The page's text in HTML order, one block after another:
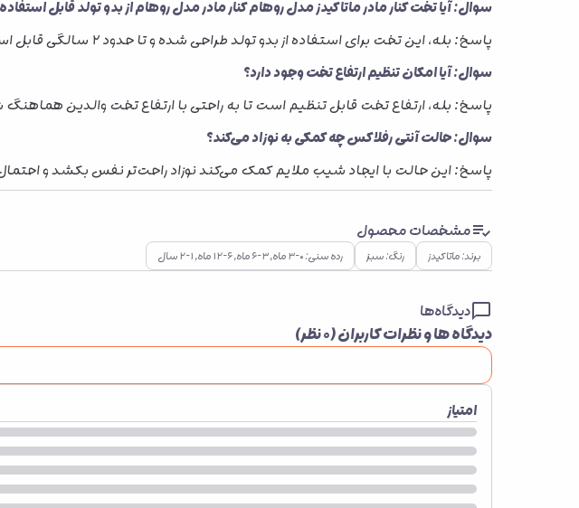
سوال: آیا تخت کنار مادر ماتاکیدز مدل روهام کنار مادر مدل روهام از بدو تولد قابل
پاسخ: بله، این تخت برای استفاده از بدو تولد طراحی شده و تا حدود ۲ سالگی قابل استفاده است.
سوال: آیا امکان تنظیم ارتفاع تخت وجود دارد؟
پاسخ: بله، ارتفاع تخت قابل تنظیم است تا به راحتی با ارتفاع تخت والدین
سوال: حالت آنتی رفلاکس چه کمکی به نوزاد می‌کند؟
پاسخ: این حالت با ایجاد شیب ملایم کمک می‌کند نوزاد راحت‌تر نفس بکشد و
مشخصات محصول
برند: ماتاکیدز رنگ: سبز رده سنی: ۰–۳ ماه, ۳–۶ ماه, ۶–۱۲ ماه, ۱–۲ سال
دیدگاه‌ها
دیدگاه ها و نظرات کاربران (۰نظر)
امتیاز